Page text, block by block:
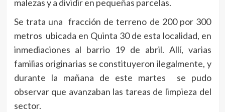
malezas y a dividir en pequeñas parcelas.
Se trata una fracción de terreno de 200 por 300
metros ubicada en Quinta 30 de esta localidad, en
inmediaciones al barrio 19 de abril. Allí, varias
familias originarias se constituyeron ilegalmente, y
durante la mañana de este martes se pudo
observar que avanzaban las tareas de limpieza del
sector.